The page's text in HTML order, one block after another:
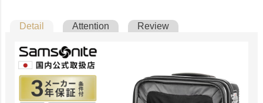
Detail Attention Review